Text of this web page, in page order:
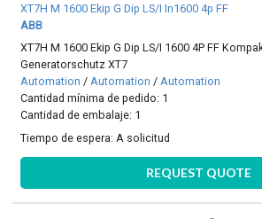
XT7H M 1600 Ekip G Dip LS/I In1600 4p FF
ABB
XT7H M 1600 Ekip G Dip LS/I 1600 4P FF
Generatorschutz XT7
Automation /Automation /Automation
Cantidad mínima de pedido: 1
Cantidad de embalaje: 1
Tiempo de espera: A solicitud
REQUEST QUOTE